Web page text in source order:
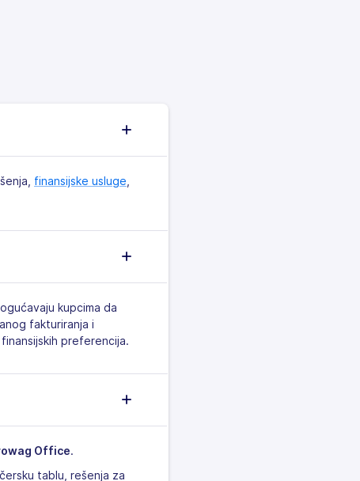
finansijske usluge
kupcima da
fakturiranja i
preferencija.
Office.
tablu, rešenja za